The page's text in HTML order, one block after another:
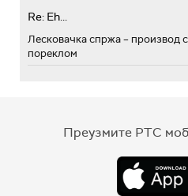
Re: Eh...
Лесковачка спржа – производ
пореклом
Преузмите РТС